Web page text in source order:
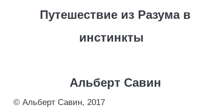
Путешествие из Разума в
инстинкты
Альберт Савин
© Альберт Савин, 2017